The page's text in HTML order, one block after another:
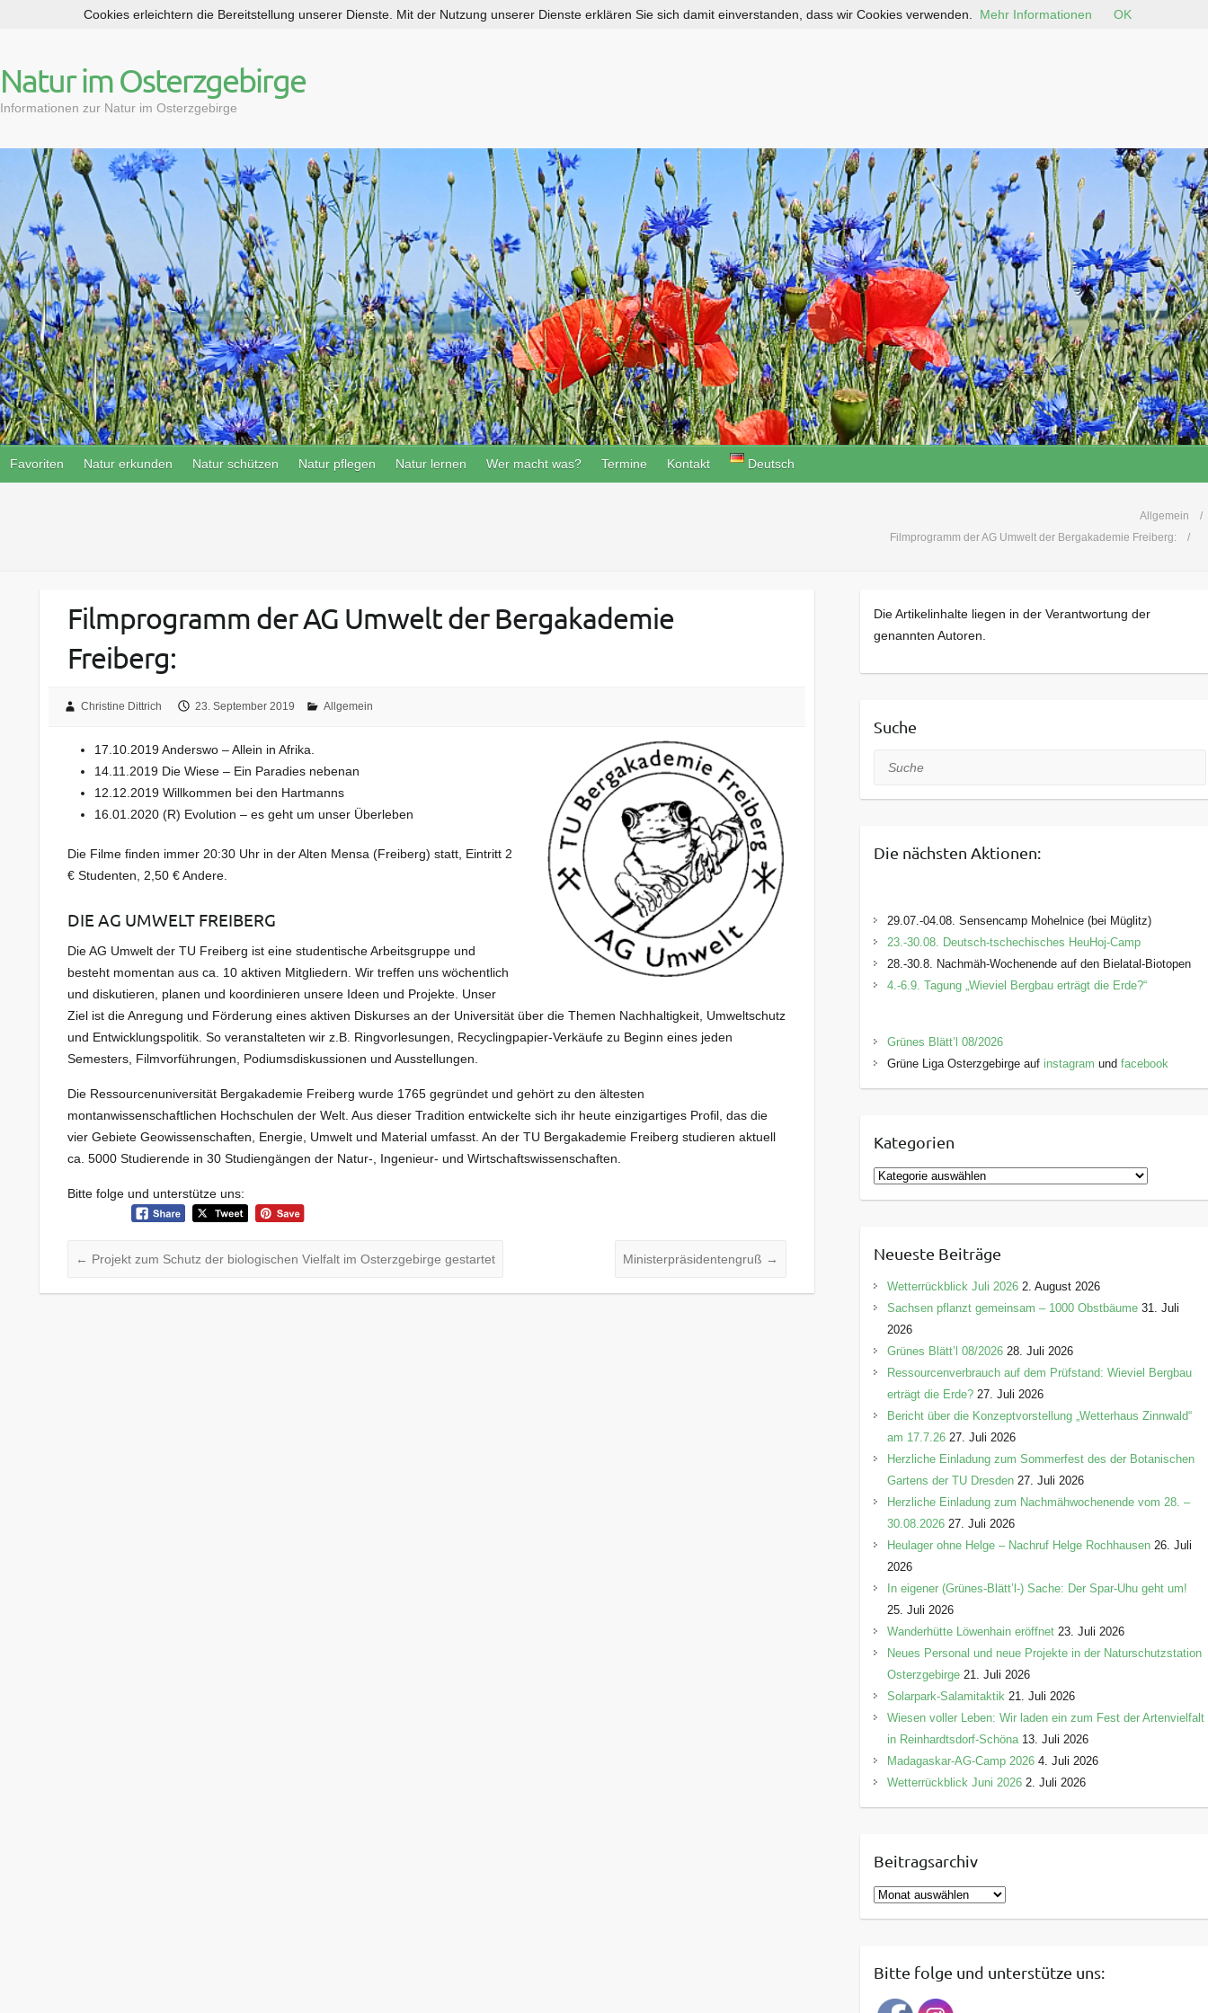
p
t
c
n
t
Natur im Osterzgebirge
Informationen zur Natur im Osterzgebirge
Favoriten Natur erkunden Natur schützen Natur pflegen Natur lernen Wer macht was? Termine Kontakt Deutsch
Allgemein
Filmprogramm der AG Umwelt der Bergakademie Freiberg:
Filmprogramm der AG Umwelt der Bergakademie
Freiberg:
Christine Dittrich 23. September 2019 Allgemein
17.10.2019 Anderswo – Allein in Afrika.
14.11.2019 Die Wiese – Ein Paradies nebenan
12.12.2019 Willkommen bei den Hartmanns
16.01.2020 (R) Evolution – es geht um unser Überleben
Die Filme finden immer 20:30 Uhr in der Alten Mensa (Freiberg) statt, Eintritt 2
€ Studenten, 2,50 € Andere.
DIE AG UMWELT FREIBERG
Die AG Umwelt der TU Freiberg ist eine studentische Arbeitsgruppe und
besteht momentan aus ca. 10 aktiven Mitgliedern. Wir treffen uns wöchentlich
und diskutieren, planen und koordinieren unsere Ideen und Projekte. Unser
Ziel ist die Anregung und Förderung eines aktiven Diskurses an der Universität über die Themen Nachhaltigkeit, Umweltschutz
und Entwicklungspolitik. So veranstalteten wir z.B. Ringvorlesungen, Recyclingpapier-Verkäufe zu Beginn eines jeden
Semesters, Filmvorführungen, Podiumsdiskussionen und Ausstellungen.
Die Ressourcenuniversität Bergakademie Freiberg wurde 1765 gegründet und gehört zu den ältesten
montanwissenschaftlichen Hochschulen der Welt. Aus dieser Tradition entwickelte sich ihr heute einzigartiges Profil, das die
vier Gebiete Geowissenschaften, Energie, Umwelt und Material umfasst. An der TU Bergakademie Freiberg studieren aktuell
ca. 5000 Studierende in 30 Studiengängen der Natur-, Ingenieur- und Wirtschaftswissenschaften.
Bitte folge und unterstütze uns:
← Projekt zum Schutz der biologischen Vielfalt im Osterzgebirge gestartet Ministerpräsidentengruß →
Die Artikelinhalte liegen in der Verantwortung der
genannten Autoren.
Suche
Suche
Die nächsten Aktionen:
29.07.-04.08. Sensencamp Mohelnice (bei Müglitz)
23.-30.08. Deutsch-tschechisches HeuHoj-Camp
28.-30.8. Nachmäh-Wochenende auf den Bielatal-Biotopen
4.-6.9. Tagung „Wieviel Bergbau erträgt die Erde?“
Grünes Blätt’l 08/2026
Grüne Liga Osterzgebirge auf instagram und facebook
Kategorien
K
a
g
o
r
e
n
Neueste Beiträge
Wetterrückblick Juli 2026 2. August 2026
Sachsen pflanzt gemeinsam – 1000 Obstbäume 31. Juli
2026
Grünes Blätt’l 08/2026 28. Juli 2026
Ressourcenverbrauch auf dem Prüfstand: Wieviel Bergbau
erträgt die Erde? 27. Juli 2026
Bericht über die Konzeptvorstellung „Wetterhaus Zinnwald“
am 17.7.26 27. Juli 2026
Herzliche Einladung zum Sommerfest des der Botanischen
Gartens der TU Dresden 27. Juli 2026
Herzliche Einladung zum Nachmähwochenende vom 28. –
30.08.2026 27. Juli 2026
Heulager ohne Helge – Nachruf Helge Rochhausen 26. Juli
2026
In eigener (Grünes-Blätt’l-) Sache: Der Spar-Uhu geht um!
25. Juli 2026
Wanderhütte Löwenhain eröffnet 23. Juli 2026
Neues Personal und neue Projekte in der Naturschutzstation
Osterzgebirge 21. Juli 2026
Solarpark-Salamitaktik 21. Juli 2026
Wiesen voller Leben: Wir laden ein zum Fest der Artenvielfalt
in Reinhardtsdorf-Schöna 13. Juli 2026
Madagaskar-AG-Camp 2026 4. Juli 2026
Wetterrückblick Juni 2026 2. Juli 2026
Beitragsarchiv
B
e
rBitte folge und unterstütze uns:
Cookies erleichtern die Bereitstellung unserer Dienste. Mit der Nutzung unserer Dienste erklären Sie sich damit einverstanden, dass wir Cookies verwenden. Mehr Informationen OK